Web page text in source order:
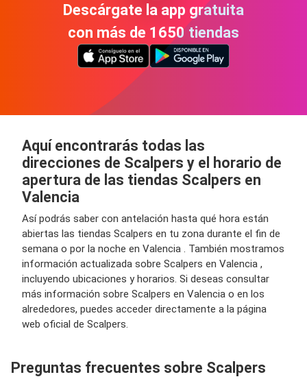
Descárgate la app gratuita
con más de 1650 tiendas
Aquí encontrarás todas las
direcciones de Scalpers y el horario de
apertura de las tiendas Scalpers en
Valencia
Así podrás saber con antelación hasta qué hora están
abiertas las tiendas Scalpers en tu zona durante el fin de
semana o por la noche en Valencia . También mostramos
información actualizada sobre Scalpers en Valencia ,
incluyendo ubicaciones y horarios. Si deseas consultar
más información sobre Scalpers en Valencia o en los
alrededores, puedes acceder directamente a la página
web oficial de Scalpers.
Preguntas frecuentes sobre Scalpers